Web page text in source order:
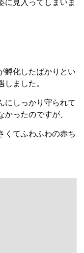
に見入ってしまいま
孵化したばかりとい
ました。
にしっかり守られて
ったのですが、
くてふわふわの赤ち